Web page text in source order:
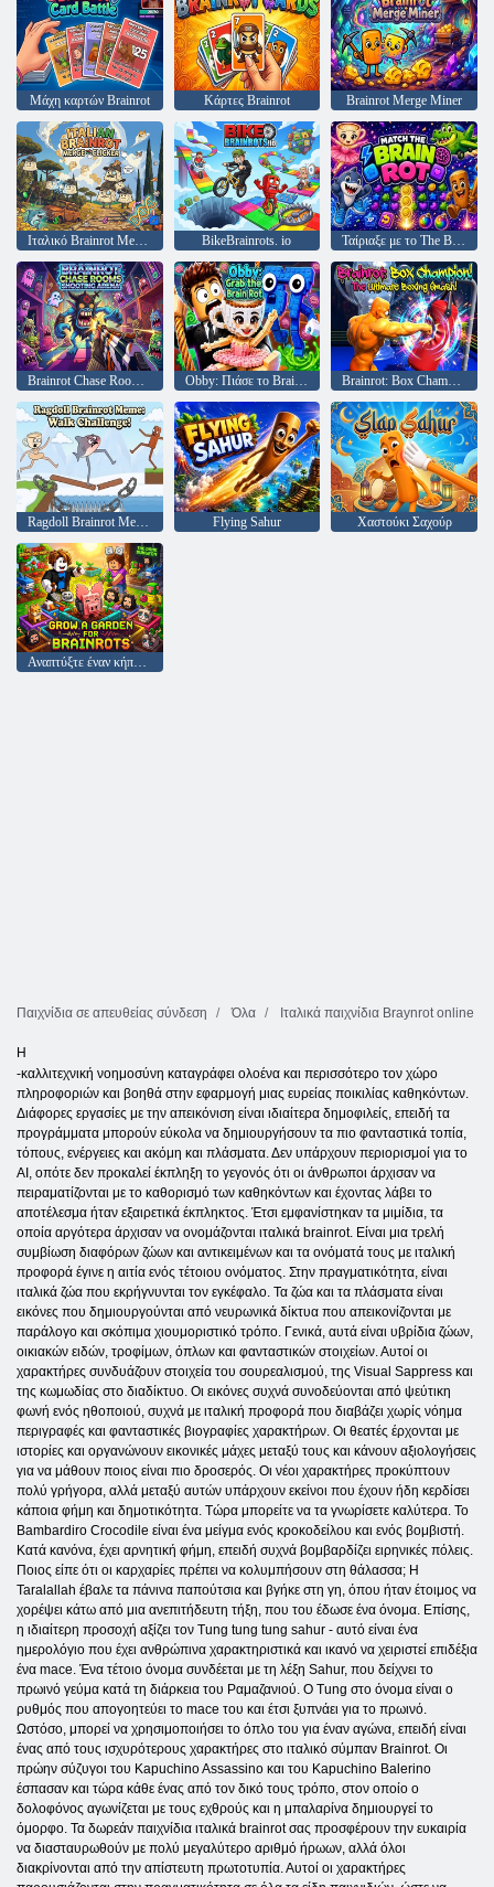
Μάχη καρτών Brainrot Κάρτες Brainrot Brainrot Merge Miner
Ιταλικό Brainrot Merge Clicker BikeBrainrots. io Ταίριαξε με το The Brainrot
Brainrot Chase Rooms Shooting Arena Obby: Πιάσε το Brain Rot Brainrot: Box Champion!
Ragdoll Brainrot Meme: Walk Challenge! Flying Sahur Χαστούκι Σαχούρ
Αναπτύξτε έναν κήπο για τους Brainrots
Παιχνίδια σε απευθείας σύνδεση Όλα Ιταλικά παιχνίδια Braynrot online
Η
-καλλιτεχνική νοημοσύνη καταγράφει ολοένα και περισσότερο τον χώρο
πληροφοριών και βοηθά στην εφαρμογή μιας ευρείας ποικιλίας καθηκόντων.
Διάφορες εργασίες με την απεικόνιση είναι ιδιαίτερα δημοφιλείς, επειδή τα
προγράμματα μπορούν εύκολα να δημιουργήσουν τα πιο φανταστικά τοπία,
τόπους, ενέργειες και ακόμη και πλάσματα. Δεν υπάρχουν περιορισμοί για το
AI, οπότε δεν προκαλεί έκπληξη το γεγονός ότι οι άνθρωποι άρχισαν να
πειραματίζονται με το καθορισμό των καθηκόντων και έχοντας λάβει το
αποτέλεσμα ήταν εξαιρετικά έκπληκτος. Έτσι εμφανίστηκαν τα μιμίδια, τα
οποία αργότερα άρχισαν να ονομάζονται ιταλικά brainrot. Είναι μια τρελή
συμβίωση διαφόρων ζώων και αντικειμένων και τα ονόματά τους με ιταλική
προφορά έγινε η αιτία ενός τέτοιου ονόματος. Στην πραγματικότητα, είναι
ιταλικά ζώα που εκρήγνυνται τον εγκέφαλο. Τα ζώα και τα πλάσματα είναι
εικόνες που δημιουργούνται από νευρωνικά δίκτυα που απεικονίζονται με
παράλογο και σκόπιμα χιουμοριστικό τρόπο. Γενικά, αυτά είναι υβρίδια ζώων,
οικιακών ειδών, τροφίμων, όπλων και φανταστικών στοιχείων. Αυτοί οι
χαρακτήρες συνδυάζουν στοιχεία του σουρεαλισμού, της Visual Sappress και
της κωμωδίας στο διαδίκτυο. Οι εικόνες συχνά συνοδεύονται από ψεύτικη
φωνή ενός ηθοποιού, συχνά με ιταλική προφορά που διαβάζει χωρίς νόημα
περιγραφές και φανταστικές βιογραφίες χαρακτήρων. Οι θεατές έρχονται με
ιστορίες και οργανώνουν εικονικές μάχες μεταξύ τους και κάνουν αξιολογήσεις
για να μάθουν ποιος είναι πιο δροσερός. Οι νέοι χαρακτήρες προκύπτουν
πολύ γρήγορα, αλλά μεταξύ αυτών υπάρχουν εκείνοι που έχουν ήδη κερδίσει
κάποια φήμη και δημοτικότητα. Τώρα μπορείτε να τα γνωρίσετε καλύτερα. Το
Bambardiro Crocodile είναι ένα μείγμα ενός κροκοδείλου και ενός βομβιστή.
Κατά κανόνα, έχει αρνητική φήμη, επειδή συχνά βομβαρδίζει ειρηνικές πόλεις.
Ποιος είπε ότι οι καρχαρίες πρέπει να κολυμπήσουν στη θάλασσα; Η
Taralallah έβαλε τα πάνινα παπούτσια και βγήκε στη γη, όπου ήταν έτοιμος να
χορέψει κάτω από μια ανεπιτήδευτη τήξη, που του έδωσε ένα όνομα. Επίσης,
η ιδιαίτερη προσοχή αξίζει τον Tung tung tung sahur - αυτό είναι ένα
ημερολόγιο που έχει ανθρώπινα χαρακτηριστικά και ικανό να χειριστεί επιδέξια
ένα mace. Ένα τέτοιο όνομα συνδέεται με τη λέξη Sahur, που δείχνει το
πρωινό γεύμα κατά τη διάρκεια του Ραμαζανιού. Ο Tung στο όνομα είναι ο
ρυθμός που απογοητεύει το mace του και έτσι ξυπνάει για το πρωινό.
Ωστόσο, μπορεί να χρησιμοποιήσει το όπλο του για έναν αγώνα, επειδή είναι
ένας από τους ισχυρότερους χαρακτήρες στο ιταλικό σύμπαν Brainrot. Οι
πρώην σύζυγοι του Kapuchino Assassino και του Kapuchino Balerino
έσπασαν και τώρα κάθε ένας από τον δικό τους τρόπο, στον οποίο ο
δολοφόνος αγωνίζεται με τους εχθρούς και η μπαλαρίνα δημιουργεί το
όμορφο. Τα δωρεάν παιχνίδια ιταλικά brainrot σας προσφέρουν την ευκαιρία
να διασταυρωθούν με πολύ μεγαλύτερο αριθμό ήρωων, αλλά όλοι
διακρίνονται από την απίστευτη πρωτοτυπία. Αυτοί οι χαρακτήρες